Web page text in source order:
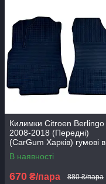
Килимки Citroen Berlingo
2008-2018 (Передні)
(CarGum Харків) гумові в
салон
В наявності
670 ₴/пара 880 ₴/пара